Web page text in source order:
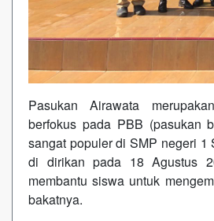
Pasukan Airawata
berfokus pada PBB (pasukan
sangat populer di SMP negeri 1
di dirikan pada 18 Agustus
membantu siswa untuk
bakatnya.